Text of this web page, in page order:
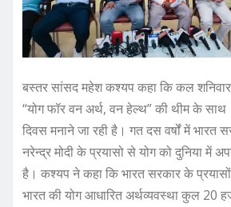
बस्तर सांसद महेश कश्यप कहा कि कल
“योग फॉर वन अर्थ, वन हेल्थ” की थीम के साथ
दिवस मनाने जा रही है। गत दस वर्षों में भारत
नरेन्द्र मोदी के प्रयासो से योग को दुनिया में
है। कश्यप ने कहा कि भारत सरकार के प्रयासों
भारत की योग आधारित अर्थव्यवस्था कुल 20